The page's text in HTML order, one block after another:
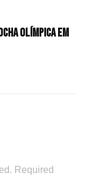
olímpica em
Required